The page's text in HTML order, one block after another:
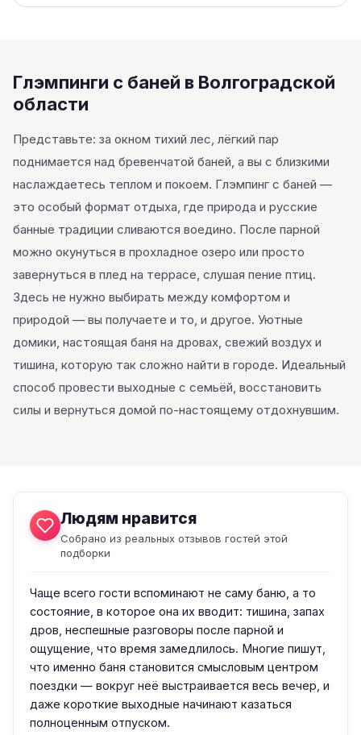
Глэмпинги с баней в Волгоградской
области
Представьте: за окном тихий лес, лёгкий пар
поднимается над бревенчатой баней, а вы с близкими
наслаждаетесь теплом и покоем. Глэмпинг с баней —
это особый формат отдыха, где природа и русские
банные традиции сливаются воедино. После парной
можно окунуться в прохладное озеро или просто
завернуться в плед на террасе, слушая пение птиц.
Здесь не нужно выбирать между комфортом и
природой — вы получаете и то, и другое. Уютные
домики, настоящая баня на дровах, свежий воздух и
тишина, которую так сложно найти в городе. Идеальный
способ провести выходные с семьёй, восстановить
силы и вернуться домой по-настоящему отдохнувшим.
Людям нравится
Собрано из реальных отзывов гостей этой
подборки
Чаще всего гости вспоминают не саму баню, а то
состояние, в которое она их вводит: тишина, запах
дров, неспешные разговоры после парной и
ощущение, что время замедлилось. Многие пишут,
что именно баня становится смысловым центром
поездки — вокруг неё выстраивается весь вечер, и
даже короткие выходные начинают казаться
полноценным отпуском.